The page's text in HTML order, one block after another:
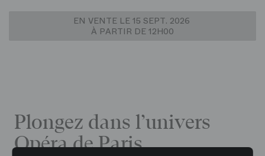
EN VENTE LE 15 SEPT. 2026
À PARTIR DE 12H00
Plongez dans l’univers
Opéra de Paris